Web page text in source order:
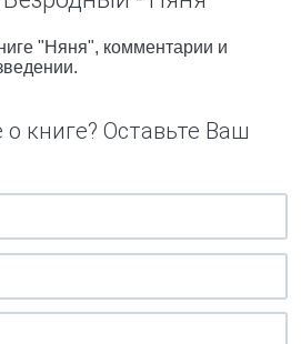
"Няня", комментарии и
книге? Оставьте Ваш